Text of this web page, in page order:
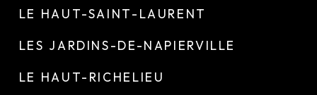
LE HAUT-SAINT-LAURENT
LES JARDINS-DE-NAPIERVILLE
LE HAUT-RICHELIEU